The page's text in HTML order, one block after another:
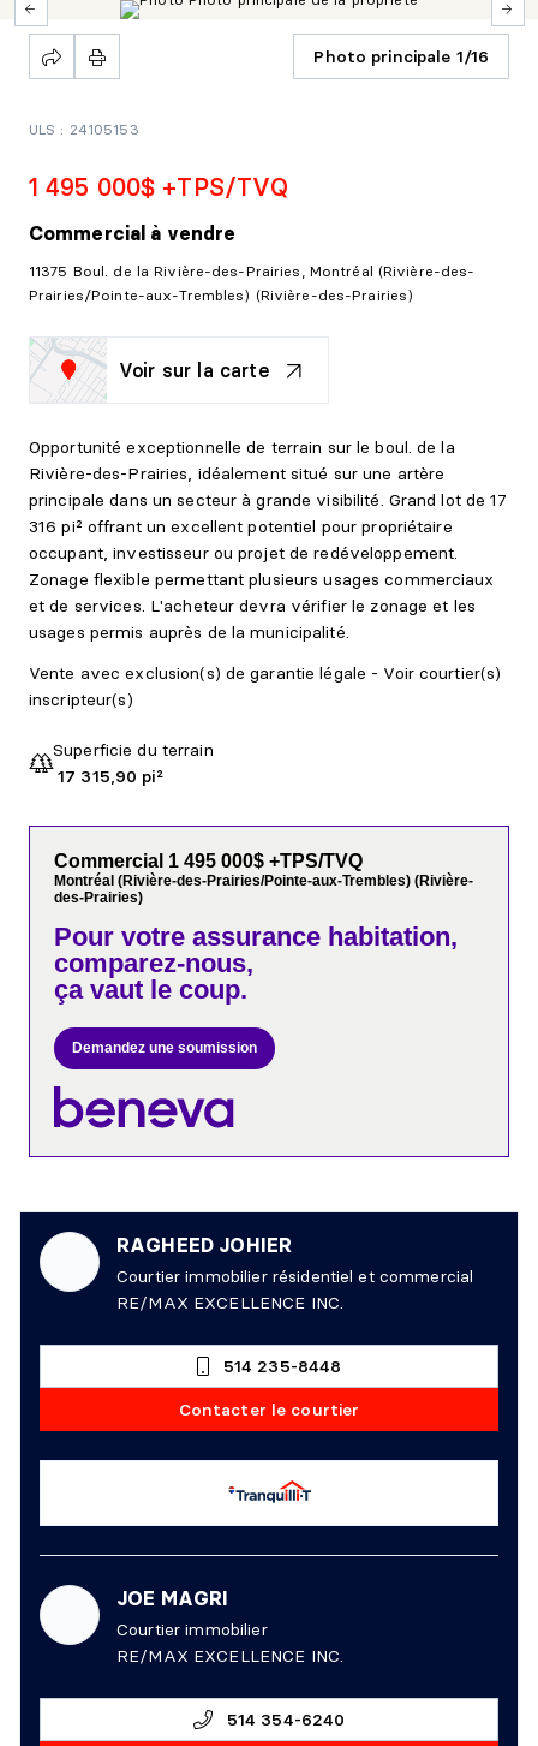
Photo principale 1/16
1 495 000$ +TPS/TVQ
ULS : 24105153
Commercial à vendre
11375 Boul. de la Rivière-des-Prairies, Montréal (Rivière-des-
Prairies/Pointe-aux-Trembles) (Rivière-des-Prairies)
Voir sur la carte
Opportunité exceptionnelle de terrain sur le boul. de la
Rivière-des-Prairies, idéalement situé sur une artère
principale dans un secteur à grande visibilité. Grand lot de 17
316 pi² offrant un excellent potentiel pour propriétaire
occupant, investisseur ou projet de redéveloppement.
Zonage flexible permettant plusieurs usages commerciaux
et de services. L'acheteur devra vérifier le zonage et les
usages permis auprès de la municipalité.
Vente avec exclusion(s) de garantie légale - Voir courtier(s)
inscripteur(s)
Superficie du terrain
17 315,90 pi²
Commercial 1 495 000$ +TPS/TVQ
Montréal (Rivière-des-Prairies/Pointe-aux-Trembles) (Rivière-
des-Prairies)
Pour votre assurance habitation,
comparez-nous,
ça vaut le coup.
Demandez une soumission
RAGHEED JOHIER
Courtier immobilier résidentiel et commercial
RE/MAX EXCELLENCE INC.
514 235-8448
Contacter le courtier
JOE MAGRI
Courtier immobilier
RE/MAX EXCELLENCE INC.
514 354-6240